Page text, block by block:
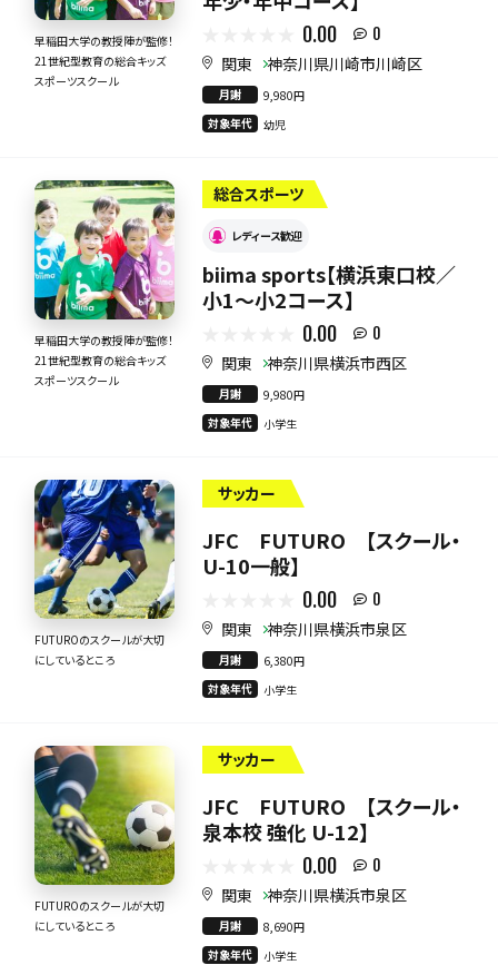
早稲田大学の教授陣が監修！
21世紀型教育の総合キッズ
スポーツスクール
0.00 0
関東 神奈川県川崎市川崎区
月謝
9,980円
対象年代
幼児
早稲田大学の教授陣が監修！
21世紀型教育の総合キッズ
スポーツスクール
総合スポーツ
レディース歓迎
biima sports【横浜東口校／
小1～小2コース】
0.00 0
関東 神奈川県横浜市西区
月謝
9,980円
対象年代
小学生
FUTUROのスクールが大切
にしているところ
サッカー
JFC FUTURO 【スクール・
U-10一般】
0.00 0
関東 神奈川県横浜市泉区
月謝
6,380円
対象年代
小学生
FUTUROのスクールが大切
にしているところ
サッカー
JFC FUTURO 【スクール・
泉本校 強化 U-12】
0.00 0
関東 神奈川県横浜市泉区
月謝
8,690円
対象年代
小学生